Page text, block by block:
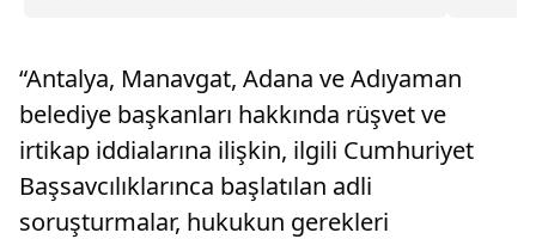
“Antalya, Manavgat, Adana ve Adıyaman
belediye başkanları hakkında rüşvet ve
irtikap iddialarına ilişkin, ilgili Cumhuriyet
Başsavcılıklarınca başlatılan adli
soruşturmalar, hukukun gerekleri